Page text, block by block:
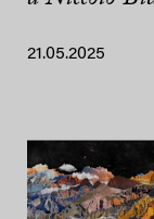
21.05.2025